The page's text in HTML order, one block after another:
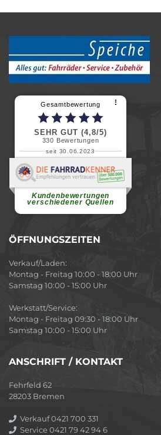
Gesamtbewertung ⠇
SEHR GUT (4,8/5)
330 Bewertungen
seit 30.06.2023
Kundenbewertungen
verschiedener Quellen
Renate H.
Vielen Dank für ein herzliches
ÖFFNUNGSZEITEN
Verkauf/Laden:
Montag - Freitag 10:00 - 18:00 Uhr
Samstag 10:00 - 15:00 Uhr
Werkstatt/Service:
Montag - Freitag 09:30 - 18:00 Uhr
Samstag 10:00 - 15:00 Uhr
ANSCHRIFT / KONTAKT
Fehrfeld 62
28203 Bremen
Verkauf 0421 700 331
Service 0421 79 42 94 6